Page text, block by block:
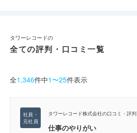
タワーレコードの
全ての評判・口コミ一覧
全1,346件中1〜25件表示
タワーレコード株式会社の口コミ・評判
仕事のやりがい